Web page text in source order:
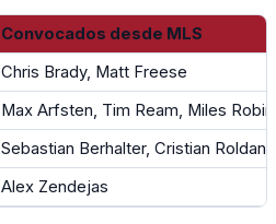
Convocados desde MLS
Chris Brady, Matt Freese
Max Arfsten, Tim Ream, Miles
Sebastian Berhalter, Cristian Roldan
Alex Zendejas